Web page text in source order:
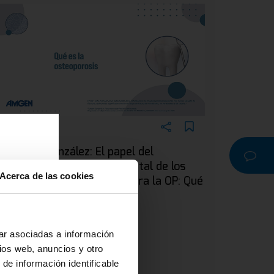
Acerca de las cookies
asociadas a información
web, anuncios y otro
información identificable
y
Silvia González: El papel del
en el manejo dental de los
en tratamiento para la OP: Qué
la osteoporosis